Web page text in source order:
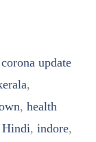
corona update
,
, health
Hindi, indore,